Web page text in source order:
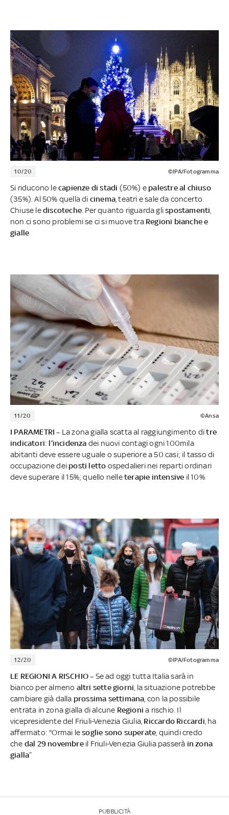
10/20 ©IPA/Fotogramma
Si riducono lecapienze di stadi (50%) e palestre al chiuso
(35%). Al 50% quella di cinema , teatri e sale da concerto.
Chiuse lediscoteche . Per quanto riguarda glispostamenti
non ci sono problemi se ci si muove tra Regioni bianche e
gialle
11/20 ©Ansa
I PARAMETRI – La zona gialla scatta al raggiungimento ditre
indicatori: l’incidenza dei nuovi contagi ogni 100mila
abitanti deve essere uguale o superiore a 50 casi; il tasso di
occupazione dei posti letto ospedalieri nei reparti ordinari
deve superare il 15%; quello nelleterapie intensive il 10%
12/20 ©IPA/Fotogramma
LE REGIONI A RISCHIO – Se ad oggi tutta Italia sarà in
bianco per almeno altri sette giorni , la situazione potrebbe
cambiare già dalla prossima settimana , con la possibile
entrata in zona gialla di alcune Regioni a rischio. Il
vicepresidente del Friuli-Venezia Giulia, Riccardo Riccardi , ha
affermato: "Ormai lesoglie sono superate , quindi credo
che dal 29 novembreil Friuli-Venezia Giulia passerà in zona
gialla”
PUBBLICITÀ